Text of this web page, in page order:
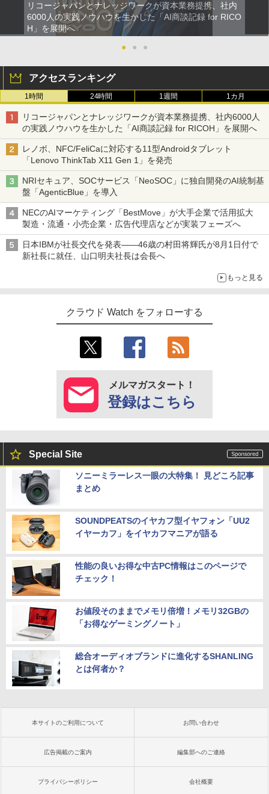
リコージャパンとナレッジワークが資本業務提携、社内
6000人の実践ノウハウを生かした「AI商談記録 for RICO
H」を展開へ
●
● ●
アクセスランキング
1時間 24時間 1週間 1カ月
リコージャパンとナレッジワークが資本業務提携、社内6000人
の実践ノウハウを生かした「AI商談記録 for RICOH」を展開へ
レノボ、NFC/FeliCaに対応する11型Androidタブレット
「Lenovo ThinkTab X11 Gen 1」を発売
NRIセキュア、SOCサービス「NeoSOC」に独自開発のAI統制基
盤「AgenticBlue」を導入
NECのAIマーケティング「BestMove」が大手企業で活用拡大
製造・流通・小売企業・広告代理店などが実装フェーズへ
日本IBMが社長交代を発表――46歳の村田将輝氏が8月1日付で
新社長に就任、山口明夫社長は会長へ
もっと見る
クラウド Watch をフォローする
メルマガスタート！
登録はこちら
Special Site
ソニーミラーレス一眼の大特集！ 見どころ記事
まとめ
SOUNDPEATSのイヤカフ型イヤフォン「UU2
イヤーカフ」をイヤカフマニアが語る
性能の良いお得な中古PC情報はこのページで
チェック！
お値段そのままでメモリ倍増！メモリ32GBの
「お得なゲーミングノート」
総合オーディオブランドに進化するSHANLING
とは何者か？
本サイトのご利用について お問い合わせ
広告掲載のご案内 編集部へのご連絡
プライバシーポリシー 会社概要